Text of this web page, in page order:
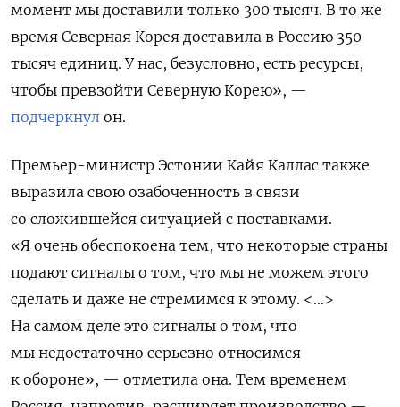
момент мы доставили только 300 тысяч. В то же
время Северная Корея доставила в Россию 350
тысяч единиц. У нас, безусловно, есть ресурсы,
чтобы превзойти Северную Корею», —
подчеркнул он.
Премьер-министр Эстонии Кайя Каллас также
выразила свою озабоченность в связи
со сложившейся ситуацией с поставками.
«Я очень обеспокоена тем, что некоторые страны
подают сигналы о том, что мы не можем этого
сделать и даже не стремимся к этому. <…>
На самом деле это сигналы о том, что
мы недостаточно серьезно относимся
к обороне», — отметила она. Тем временем